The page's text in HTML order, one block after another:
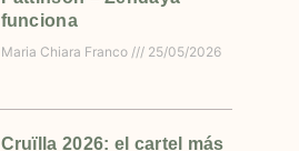
funciona
Maria Chiara Franco 25/05/2026
Cruïlla 2026: el cartel más